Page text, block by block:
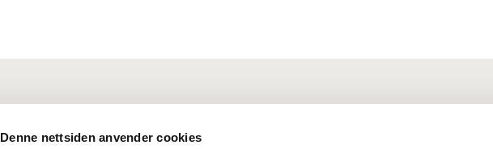
Denne nettsiden anvender cookies